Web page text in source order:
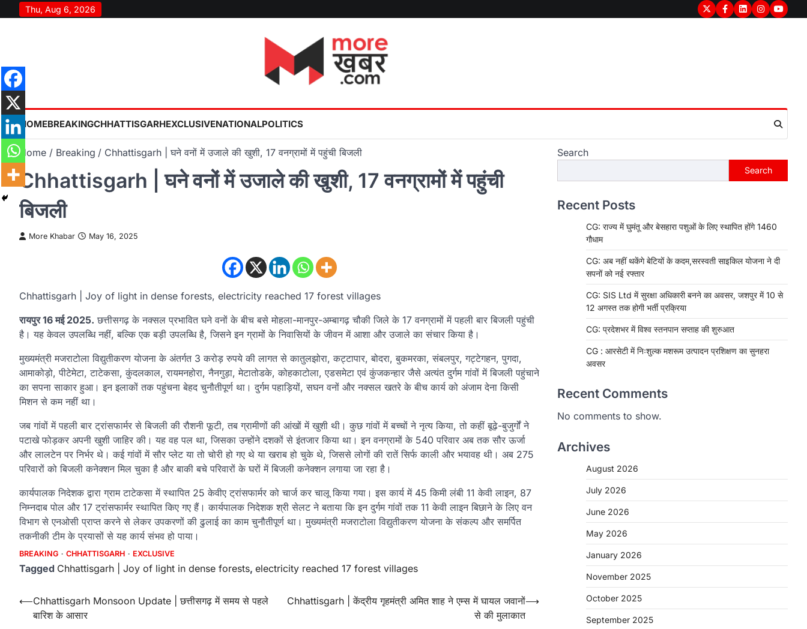
to
Thu, Aug 6, 2026
TwitterFacebook
LinkedInInstagram
HOMEBREAKINGCHHATTISGARHEXCLUSIVENATIONALPOLITICS
Home Breaking Chhattisgarh | घने वनों में उजाले की खुशी, 17 वनग्रामों में पहुंची बिजली
Chhattisgarh | घने वनों में उजाले की खुशी, 17 वनग्रामों में पहुंची
बिजली
More Khabar May 16, 2025
Chhattisgarh | Joy of light in dense forests, electricity reached 17 forest villages
रायपुर 16 मई 2025. छत्तीसगढ़ के नक्सल प्रभावित घने वनों के बीच बसे मोहला-मानपुर-अम्बागढ़ चौकी जिले के 17 वनग्रामों में पहली बार बिजली पहुंची
है। यह केवल उपलब्धि नहीं, बल्कि एक बड़ी उपलब्धि है, जिसने इन ग्रामों के निवासियों के जीवन में आशा और उजाले का संचार किया है।
मुख्यमंत्री मजराटोला विद्युतीकरण योजना के अंतर्गत 3 करोड़ रुपये की लागत से कातुलझोरा, कट्टापार, बोदरा, बुकमरका, संबलपुर, गट्टेगहन, पुगदा,
आमाकोड़ो, पीटेमेटा, टाटेकसा, कुंदलकाल, रायमनहोरा, नैनगुड़ा, मेटातोडके, कोहकाटोला, एडसमेटा एवं कुंजकन्हार जैसे अत्यंत दुर्गम गांवों में बिजली पहुंचाने
का सपना साकार हुआ। इन इलाकों तक पहुंचना बेहद चुनौतीपूर्ण था। दुर्गम पहाड़ियों, सघन वनों और नक्सल खतरे के बीच कार्य को अंजाम देना किसी
मिशन से कम नहीं था।
जब गांवों में पहली बार ट्रांसफार्मर से बिजली की रौशनी फूटी, तब ग्रामीणों की आंखों में खुशी थी। कुछ गांवों में बच्चों ने नृत्य किया, तो कहीं बूढ़े-बुजुर्गों ने
पटाखे फोड़कर अपनी खुशी जाहिर की। यह वह पल था, जिसका उन्होंने दशकों से इंतजार किया था। इन वनग्रामों के 540 परिवार अब तक सौर ऊर्जा
और लालटेन पर निर्भर थे। कई गांवों में सौर प्लेट या तो चोरी हो गए थे या खराब हो चुके थे, जिससे लोगों की रातें सिर्फ काली और भयावह थी। अब 275
परिवारों को बिजली कनेक्शन मिल चुका है और बाकी बचे परिवारों के घरों में बिजली कनेक्शन लगाया जा रहा है।
कार्यपालक निदेशक द्वारा ग्राम टाटेकसा में स्थापित 25 केवीए ट्रांसफार्मर को चार्ज कर चालू किया गया। इस कार्य में 45 किमी लंबी 11 केवी लाइन, 87
निम्नदाब पोल और 17 ट्रांसफार्मर स्थापित किए गए हैं। कार्यपालक निदेशक श्री सेलट ने बताया कि इन दुर्गम गांवों तक 11 केवी लाइन बिछाने के लिए वन
विभाग से एनओसी प्राप्त करने से लेकर उपकरणों की ढुलाई का काम चुनौतीपूर्ण था। मुख्यमंत्री मजराटोला विद्युतीकरण योजना के संकल्प और समर्पित
तकनीकी टीम के प्रयासों से यह कार्य संभव हो पाया।
BREAKING CHHATTISGARH EXCLUSIVE
Tagged Chhattisgarh | Joy of light in dense forests, electricity reached 17 forest villages
Post
navigation
⟵Chhattisgarh Monsoon Update | छत्तीसगढ़ में समय से पहले
बारिश के आसार
Chhattisgarh | केंद्रीय गृहमंत्री अमित शाह ने एम्स में घायल जवानों
से की मुलाकात
⟶
Search
Search
Recent Posts
CG: राज्य में घुमंतू और बेसहारा पशुओं के लिए स्थापित होंगे 1460
गौधाम
CG: अब नहीं थकेंगे बेटियों के कदम,सरस्वती साइकिल योजना ने दी
सपनों को नई रफ्तार
CG: SIS Ltd में सुरक्षा अधिकारी बनने का अवसर, जशपुर में 10 से
12 अगस्त तक होगी भर्ती प्रक्रिया
CG: प्रदेशभर में विश्व स्तनपान सप्ताह की शुरुआत
CG : आरसेटी में निःशुल्क मशरूम उत्पादन प्रशिक्षण का सुनहरा
अवसर
Recent Comments
No comments to show.
Archives
August 2026
July 2026
June 2026
May 2026
January 2026
November 2025
October 2025
September 2025
कदम,सरस्वती साइकिल योजना ने दी
सपनों को नई रफ्तार
रायपुर। मुख्यमंत्री विष्णु देव साय के नेतृत्व में राज्य
सरकार बेटियों की शिक्षा को प्रोत्साहित…